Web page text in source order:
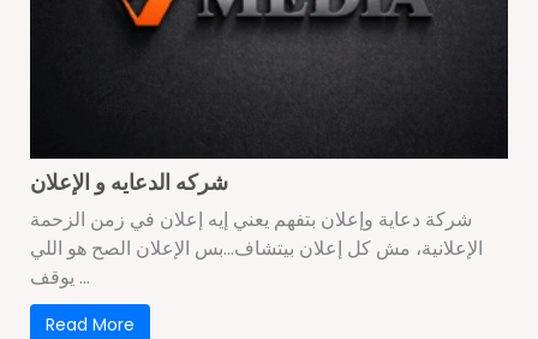
شركه الدعايه و الإعلان
شركة دعاية وإعلان بتفهم يعني إيه إعلان في زمن الزحمة
الإعلانية، مش كل إعلان بيتشاف…بس الإعلان الصح هو اللي
يوقف ...
Read More